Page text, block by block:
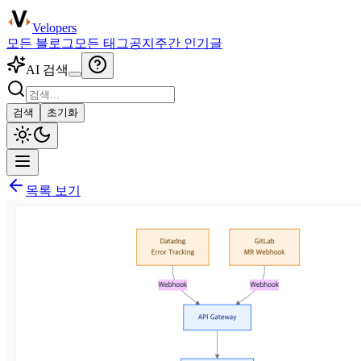
Velopers
모든 블로그 모든 태그공지 주간 인기글
AI 검색
검색 초기화
목록 보기